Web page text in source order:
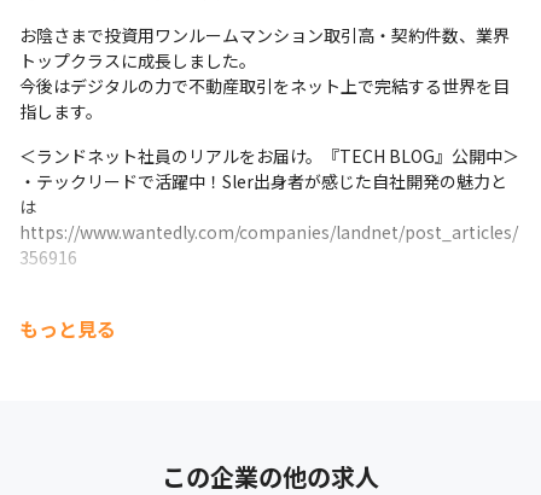
お陰さまで投資用ワンルームマンション取引高・契約件数、業界
トップクラスに成長しました。
今後はデジタルの力で不動産取引をネット上で完結する世界を目
指します。
＜ランドネット社員のリアルをお届け。『TECH BLOG』公開中＞
・テックリードで活躍中！Sler出身者が感じた自社開発の魅力と
は
https://www.wantedly.com/companies/landnet/post_articles/
356916
えてわかる。自社開発の魅力を紹介！（女性エンジニア転職）
もっと見る
この企業の他の求人